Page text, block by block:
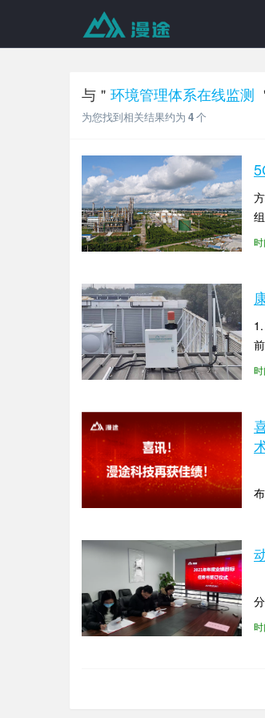
与＂ 环境管理体系在线监测
为您找到相关结果约为 4个